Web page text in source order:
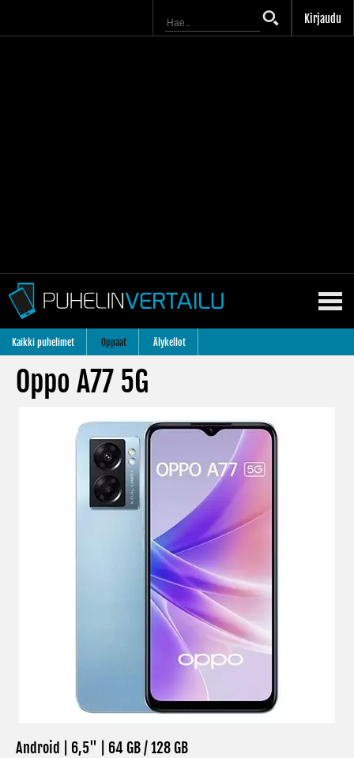
Kirjaudu
Kaikki puhelimet Oppaat Älykellot
Oppo A77 5G
Android | 6,5" | 64 GB / 128 GB